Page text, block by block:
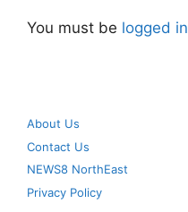
You must be logged in
About Us
Contact Us
NEWS8 NorthEast
Privacy Policy